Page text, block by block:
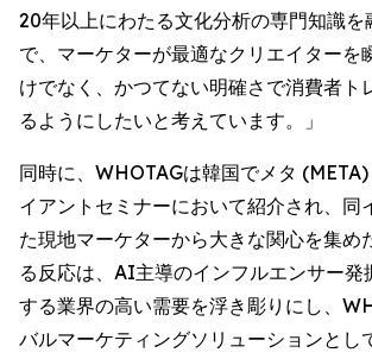
20年以上にわたる文化分析の専門知識を
で、マーケターが最適なクリエイターを
けでなく、かつてない明確さで消費者ト
るようにしたいと考えています。」
同時に、WHOTAGは韓国でメタ
イアントセミナーにおいて紹介され、同
た現地マーケターから大きな関心を集め
る反応は、AI主導のインフルエンサー発
する業界の高い需要を浮き彫りにし、
バルマーケティングソリューションとし